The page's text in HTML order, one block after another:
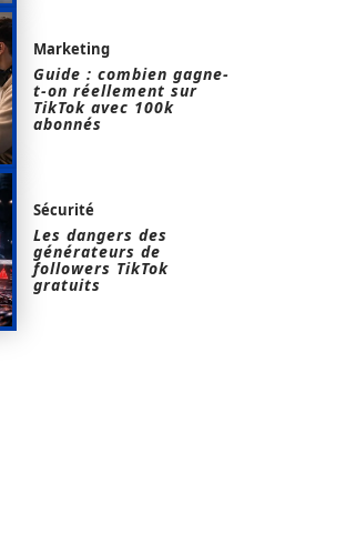
Marketing
Guide : combien gagne-
t-on réellement sur
TikTok avec 100k
abonnés
Sécurité
Les dangers des
générateurs de
followers TikTok
gratuits